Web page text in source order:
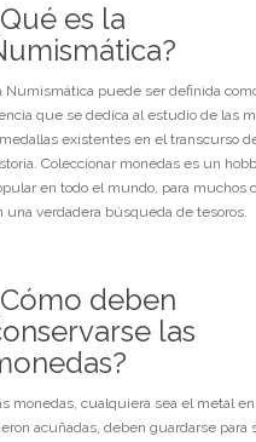
es la
Numismática puede ser definida
que se dedica al estudio de las
existentes en el transcurso
Coleccionar monedas es un
en todo el mundo, para muchos
una verdadera búsqueda de tesoros.
deben
las
monedas, cualquiera sea el metal
acuñadas, deben guardarse para